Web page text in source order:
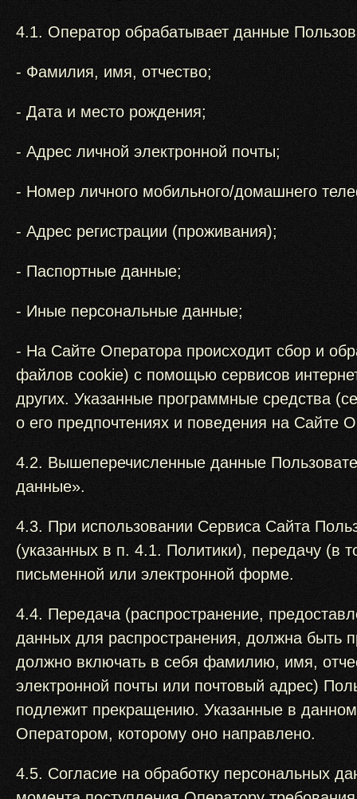
4.1. Оператор обрабатывает данные
- Фамилия, имя, отчество;
- Дата и место рождения;
- Адрес личной электронной почты;
- Номер личного мобильного/домашнего
- Адрес регистрации (проживания);
- Паспортные данные;
- Иные персональные данные;
- На Сайте Оператора происходит сбор и
файлов cookie) с помощью сервисов
других. Указанные программные средства
о его предпочтениях и поведения на Сайте
4.2. Вышеперечисленные данные
данные».
4.3. При использовании Сервиса Сайта
(указанных в п. 4.1. Политики), передачу (в
письменной или электронной форме.
4.4. Передача (распространение,
данных для распространения, должна быть
должно включать в себя фамилию, имя,
электронной почты или почтовый адрес)
подлежит прекращению. Указанные в
Оператором, которому оно направлено.
4.5. Согласие на обработку персональных